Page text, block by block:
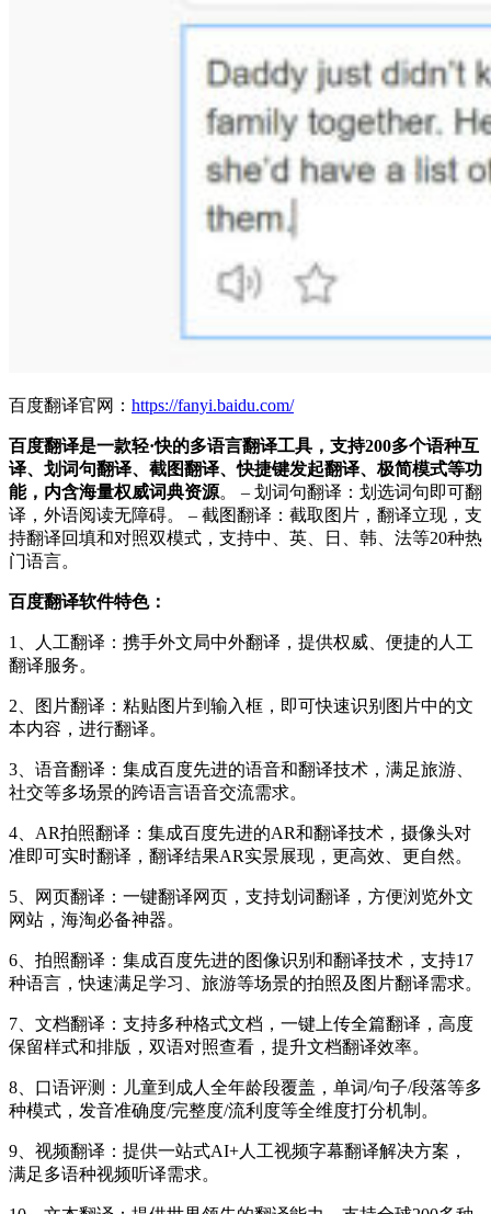
百度翻译官网： https://fanyi.baidu.com/
百度翻译是一款轻·快的多语言翻译工具，支持200多个语种互
译、划词句翻译、截图翻译、快捷键发起翻译、极简模式等功
能，内含海量权威词典资源。 – 划词句翻译：划选词句即可翻
译，外语阅读无障碍。 – 截图翻译：截取图片，翻译立现，支
持翻译回填和对照双模式，支持中、英、日、韩、法等20种热
门语言。
百度翻译软件特色：
1、人工翻译：携手外文局中外翻译，提供权威、便捷的人工
翻译服务。
2、图片翻译：粘贴图片到输入框，即可快速识别图片中的文
本内容，进行翻译。
3、语音翻译：集成百度先进的语音和翻译技术，满足旅游、
社交等多场景的跨语言语音交流需求。
4、AR拍照翻译：集成百度先进的AR和翻译技术，摄像头对
准即可实时翻译，翻译结果AR实景展现，更高效、更自然。
5、网页翻译：一键翻译网页，支持划词翻译，方便浏览外文
网站，海淘必备神器。
6、拍照翻译：集成百度先进的图像识别和翻译技术，支持17
种语言，快速满足学习、旅游等场景的拍照及图片翻译需求。
7、文档翻译：支持多种格式文档，一键上传全篇翻译，高度
保留样式和排版，双语对照查看，提升文档翻译效率。
8、口语评测：儿童到成人全年龄段覆盖，单词/句子/段落等多
种模式，发音准确度/完整度/流利度等全维度打分机制。
9、视频翻译：提供一站式AI+人工视频字幕翻译解决方案，
满足多语种视频听译需求。